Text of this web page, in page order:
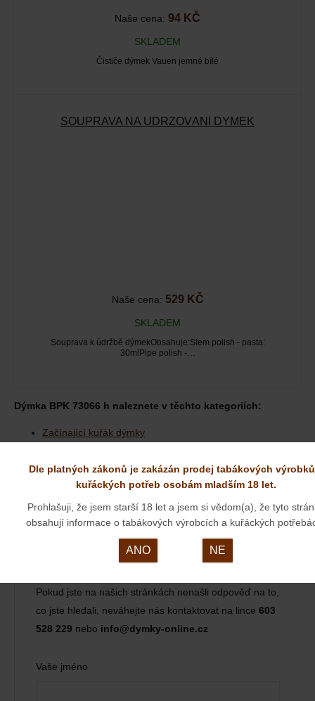
Naše cena: 94 KČ
SKLADEM
Čističe dýmek Vauen jemné bílé
SOUPRAVA NA UDRŽOVÁNÍ DÝMEK
Naše cena: 529 KČ
SKLADEM
Souprava k údržbě dýmekObsahuje:Stem polish - pasta:
30mlPipe polish -…
Dýmka BPK 73066 h naleznete v těchto kategoriích:
Začínající kuřák dýmky
Dýmky
Dýmky z hruškového dřeva
Dýmky BPK Proseč
Dýmky BPK Proseč u Skutče
Máte dotaz k tomuto zboží?
Pokud jste na našich stránkách nenašli odpověď na to,
co jste hledali, neváhejte nás kontaktovat na lince 603
528 229 nebo info@dymky-online.cz
Vaše jméno
Dle platných zákonů je zakázán prodej tabákových
kuřáckých potřeb osobám mladším 18 let.
Prohlašuji, že jsem starší 18 let a jsem si vědom(a), že tyto
obsahují informace o tabákových výrobcích a kuřáckých
ANO NE